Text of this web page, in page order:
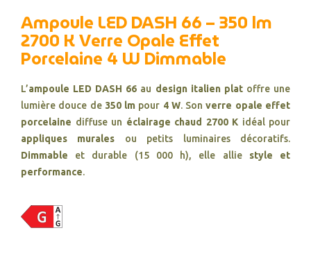
Ampoule LED DASH 66 – 350 lm
2700 K Verre Opale Effet
Porcelaine 4 W Dimmable
L’ampoule LED DASH 66 au design italien platoffre une
lumière douce de 350 lm pour 4 W. Sonverre opale effet
porcelaine diffuse un éclairage chaud 2700 K idéal pour
appliques murales ou petits luminaires décoratifs.
Dimmable et durable (15 000 h), elle allie style et
performance.